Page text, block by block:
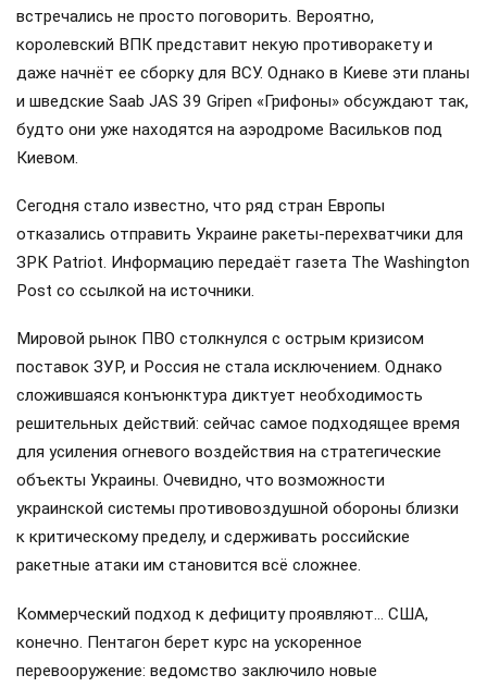
встречались не просто поговорить. Вероятно,
королевский ВПК представит некую противоракету и
даже начнёт ее сборку для ВСУ. Однако в Киеве эти планы
и шведские Saab JAS 39 Gripen «Грифоны» обсуждают так,
будто они уже находятся на аэродроме Васильков под
Киевом.
Сегодня стало известно, что ряд стран Европы
отказались отправить Украине ракеты-перехватчики для
ЗРК Patriot. Информацию передаёт газета The Washington
Post со ссылкой на источники.
Мировой рынок ПВО столкнулся с острым кризисом
поставок ЗУР, и Россия не стала исключением. Однако
сложившаяся конъюнктура диктует необходимость
решительных действий: сейчас самое подходящее время
для усиления огневого воздействия на стратегические
объекты Украины. Очевидно, что возможности
украинской системы противовоздушной обороны близки
к критическому пределу, и сдерживать российские
ракетные атаки им становится всё сложнее.
Коммерческий подход к дефициту проявляют… США,
конечно. Пентагон берет курс на ускоренное
перевооружение: ведомство заключило новые